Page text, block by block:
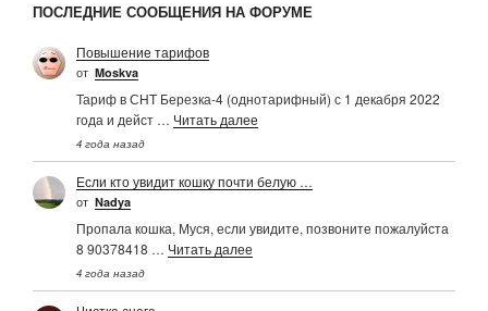
ПОСЛЕДНИЕ СООБЩЕНИЯ НА ФОРУМЕ
Повышение тарифов
от Moskva
Тариф в СНТ Березка-4 (однотарифный) с 1 декабря 2022
года и дейст … Читать далее
4 года назад
Если кто увидит кошку почти белую …
от Nadya
Пропала кошка, Муся, если увидите, позвоните пожалуйста
8 90378418 … Читать далее
4 года назад